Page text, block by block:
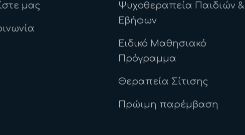
μας
Ψυχοθεραπεία Παιδιών &
Εβήφων
Ειδικό Μαθησιακό
Πρόγραμμα
Θεραπεία Σίτισης
Πρώιμη παρέμβαση